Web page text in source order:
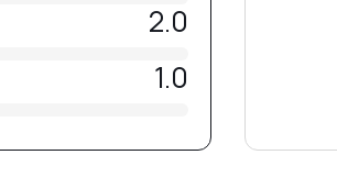
2.0
1.0